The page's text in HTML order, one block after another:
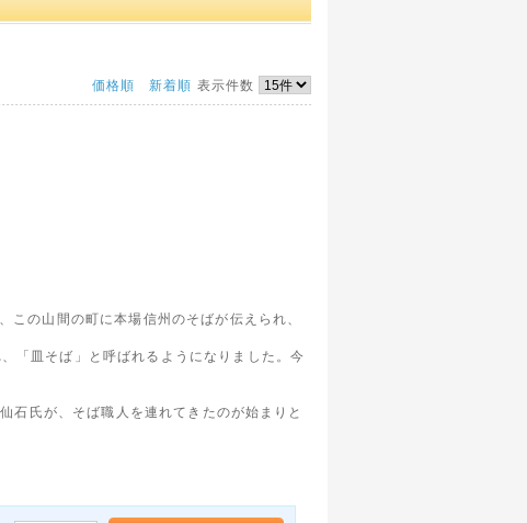
価格順 新着順 表示件数
の山間の町に本場信州のそばが伝えられ、
「皿そば」と呼ばれるようになりました。今
石氏が、そば職人を連れてきたのが始まりと